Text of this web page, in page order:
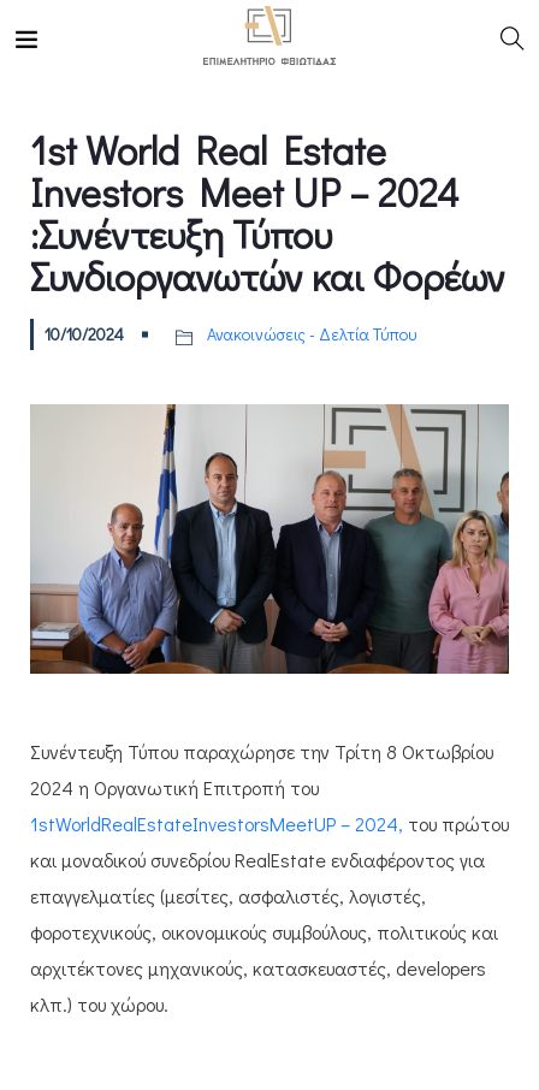
1st World Real Estate
Investors Meet UP – 2024
:Συνέντευξη Τύπου
Συνδιοργανωτών και Φορέων
10/10/2024 Ανακοινώσεις - Δελτία Τύπου
Συνέντευξη Τύπου παραχώρησε την Τρίτη 8 Οκτωβρίου
2024 η Οργανωτική Επιτροπή του
1stWorldRealEstateInvestorsMeetUP –2024, του πρώτου
και μοναδικού συνεδρίουRealEstate ενδιαφέροντος για
επαγγελματίες (μεσίτες, ασφαλιστές, λογιστές,
φοροτεχνικούς, οικονομικούς συμβούλους, πολιτικούς και
αρχιτέκτονες μηχανικούς, κατασκευαστές, developers
κλπ.) του χώρου.